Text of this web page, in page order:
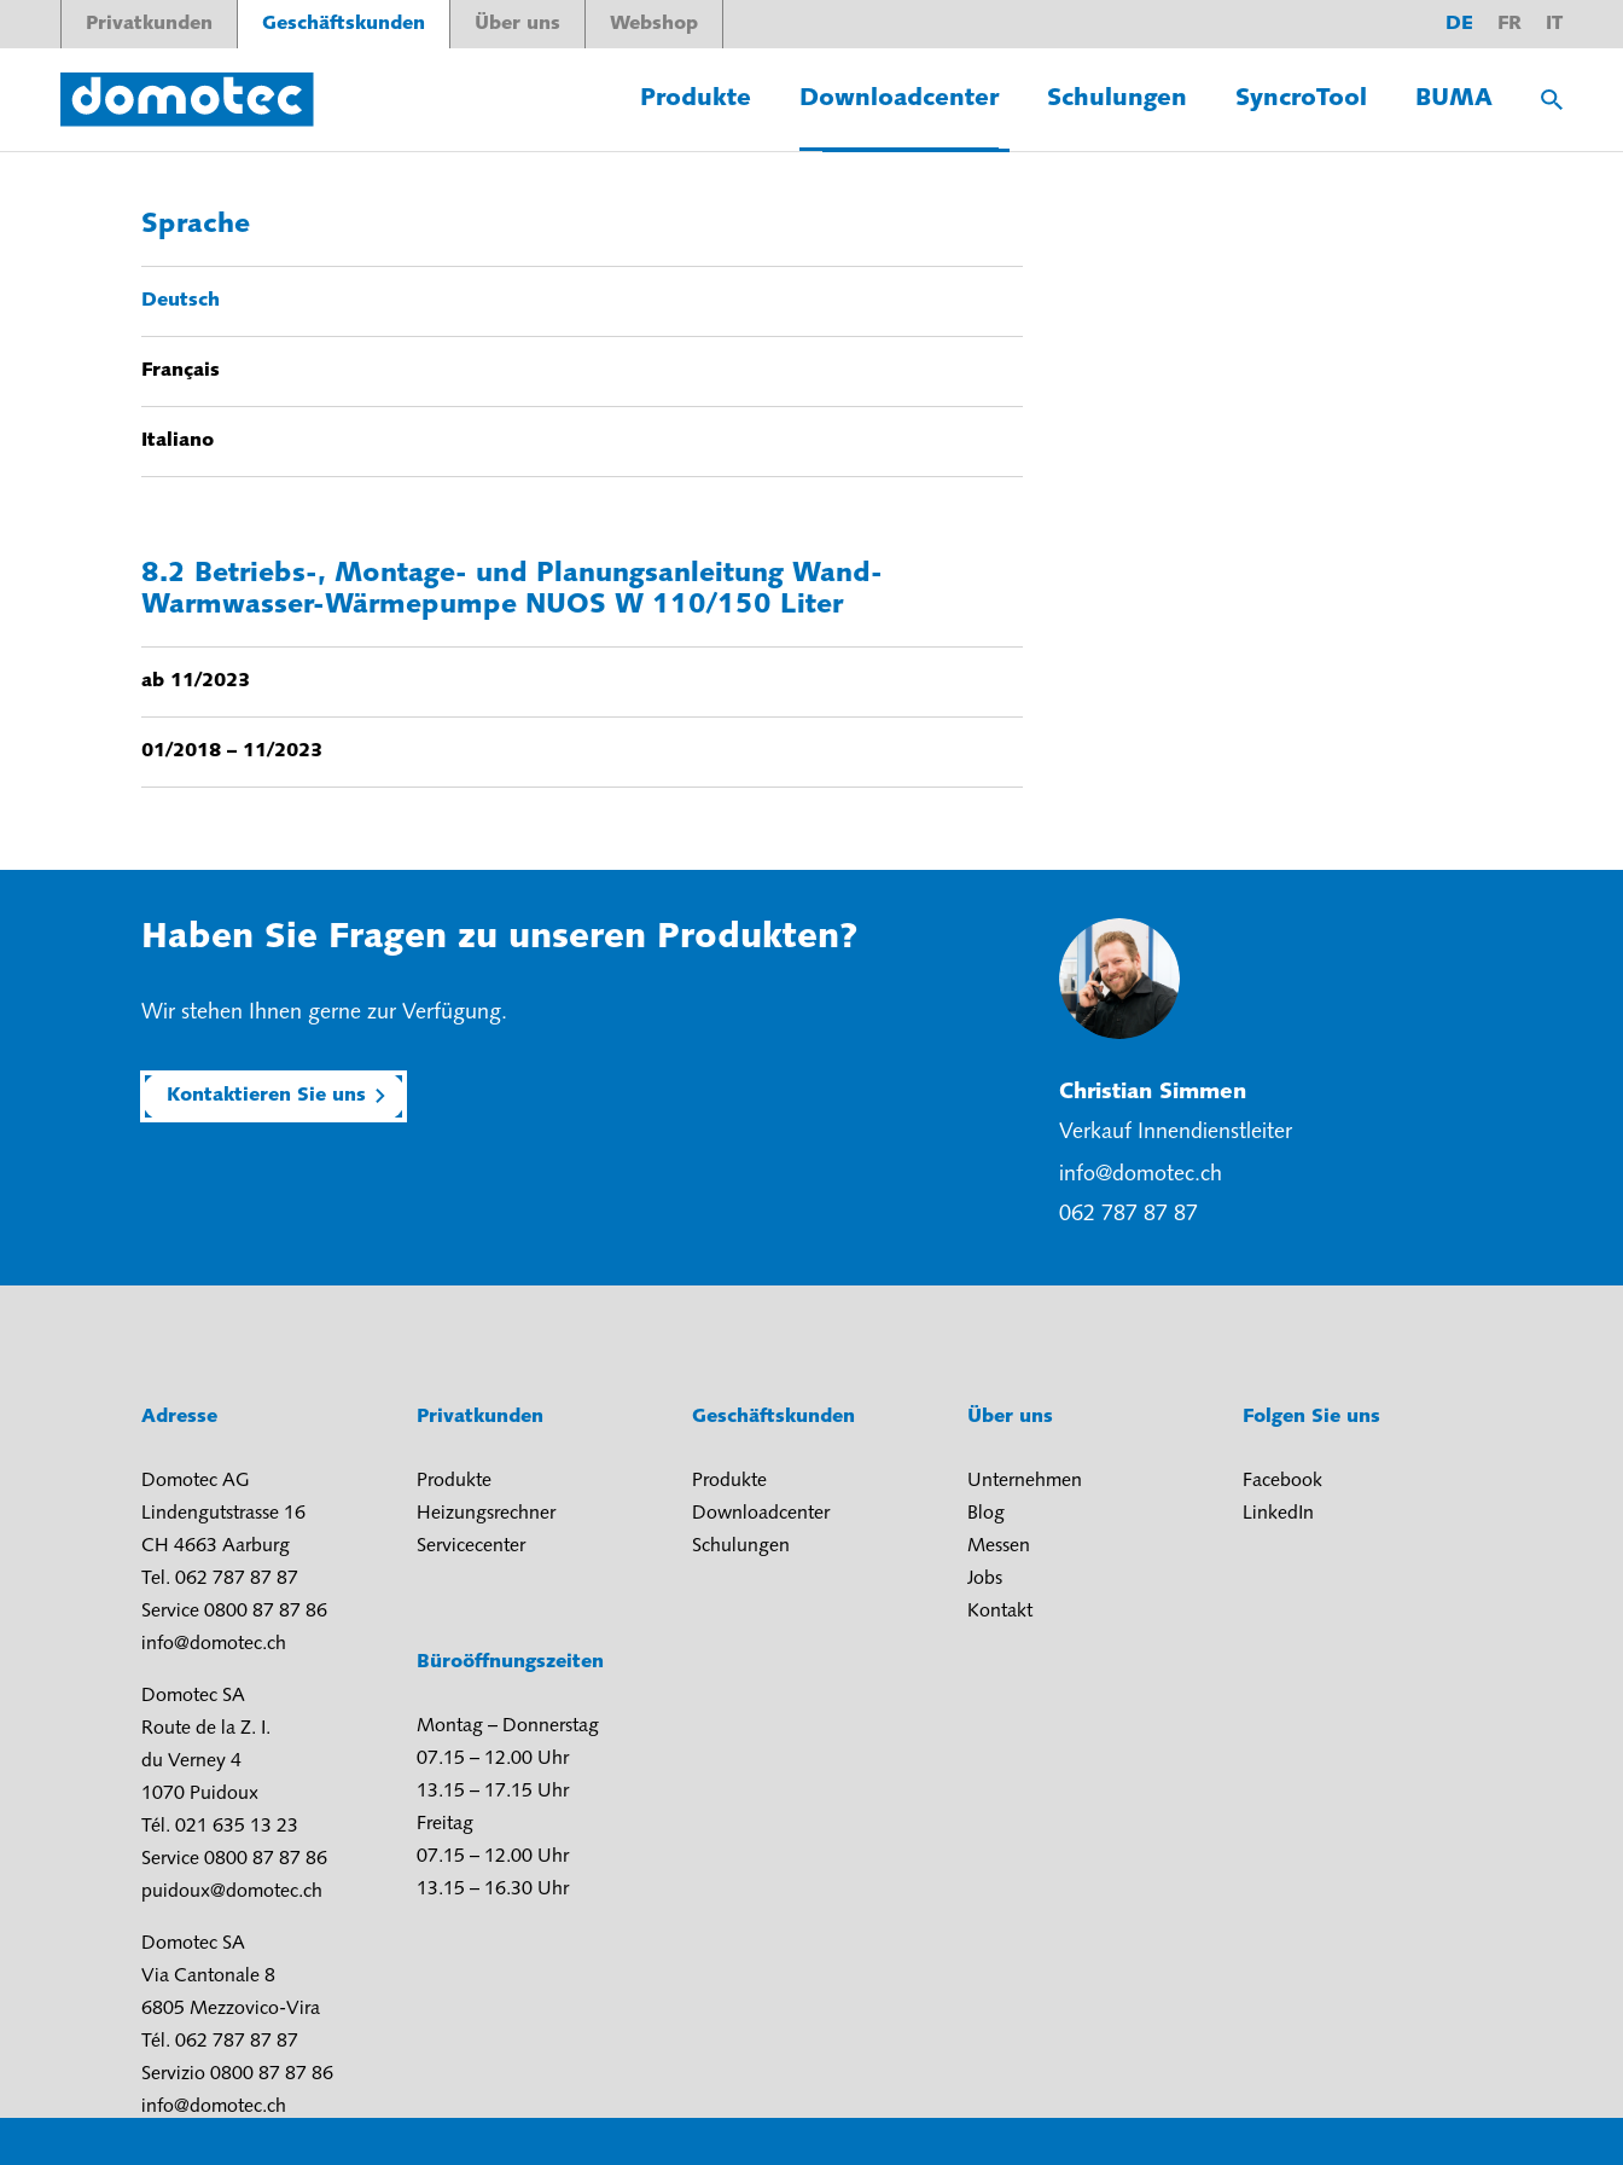
Privatkunden Geschäftskunden Über uns Webshop DE FR IT
Produkte Downloadcenter Schulungen SyncroTool BUMA
Sprache
Deutsch
Français
Italiano
8.2 Betriebs-, Montage- und Planungsanleitung Wand-
Warmwasser-Wärmepumpe NUOS W 110/150 Liter
ab 11/2023
01/2018 – 11/2023
Haben Sie Fragen zu unseren Produkten?
Wir stehen Ihnen gerne zur Verfügung.
Kontaktieren Sie uns
Christian Simmen
Verkauf Innendienstleiter
info@domotec.ch
062 787 87 87
Adresse
Domotec AG
Lindengutstrasse 16
CH 4663 Aarburg
Tel. 062 787 87 87
Service 0800 87 87 86
info@domotec.ch
Domotec SA
Route de la Z. I.
du Verney 4
1070 Puidoux
Tél. 021 635 13 23
Service 0800 87 87 86
puidoux@domotec.ch
Domotec SA
Via Cantonale 8
6805 Mezzovico-Vira
Tél. 062 787 87 87
Servizio 0800 87 87 86
info@domotec.ch
Privatkunden
Produkte
Heizungsrechner
Servicecenter
Büroöffnungszeiten
Montag – Donnerstag
07.15 – 12.00 Uhr
13.15 – 17.15 Uhr
Freitag
07.15 – 12.00 Uhr
13.15 – 16.30 Uhr
Geschäftskunden
Produkte
Downloadcenter
Schulungen
Über uns
Unternehmen
Blog
Messen
Jobs
Kontakt
Folgen Sie uns
Facebook
LinkedIn